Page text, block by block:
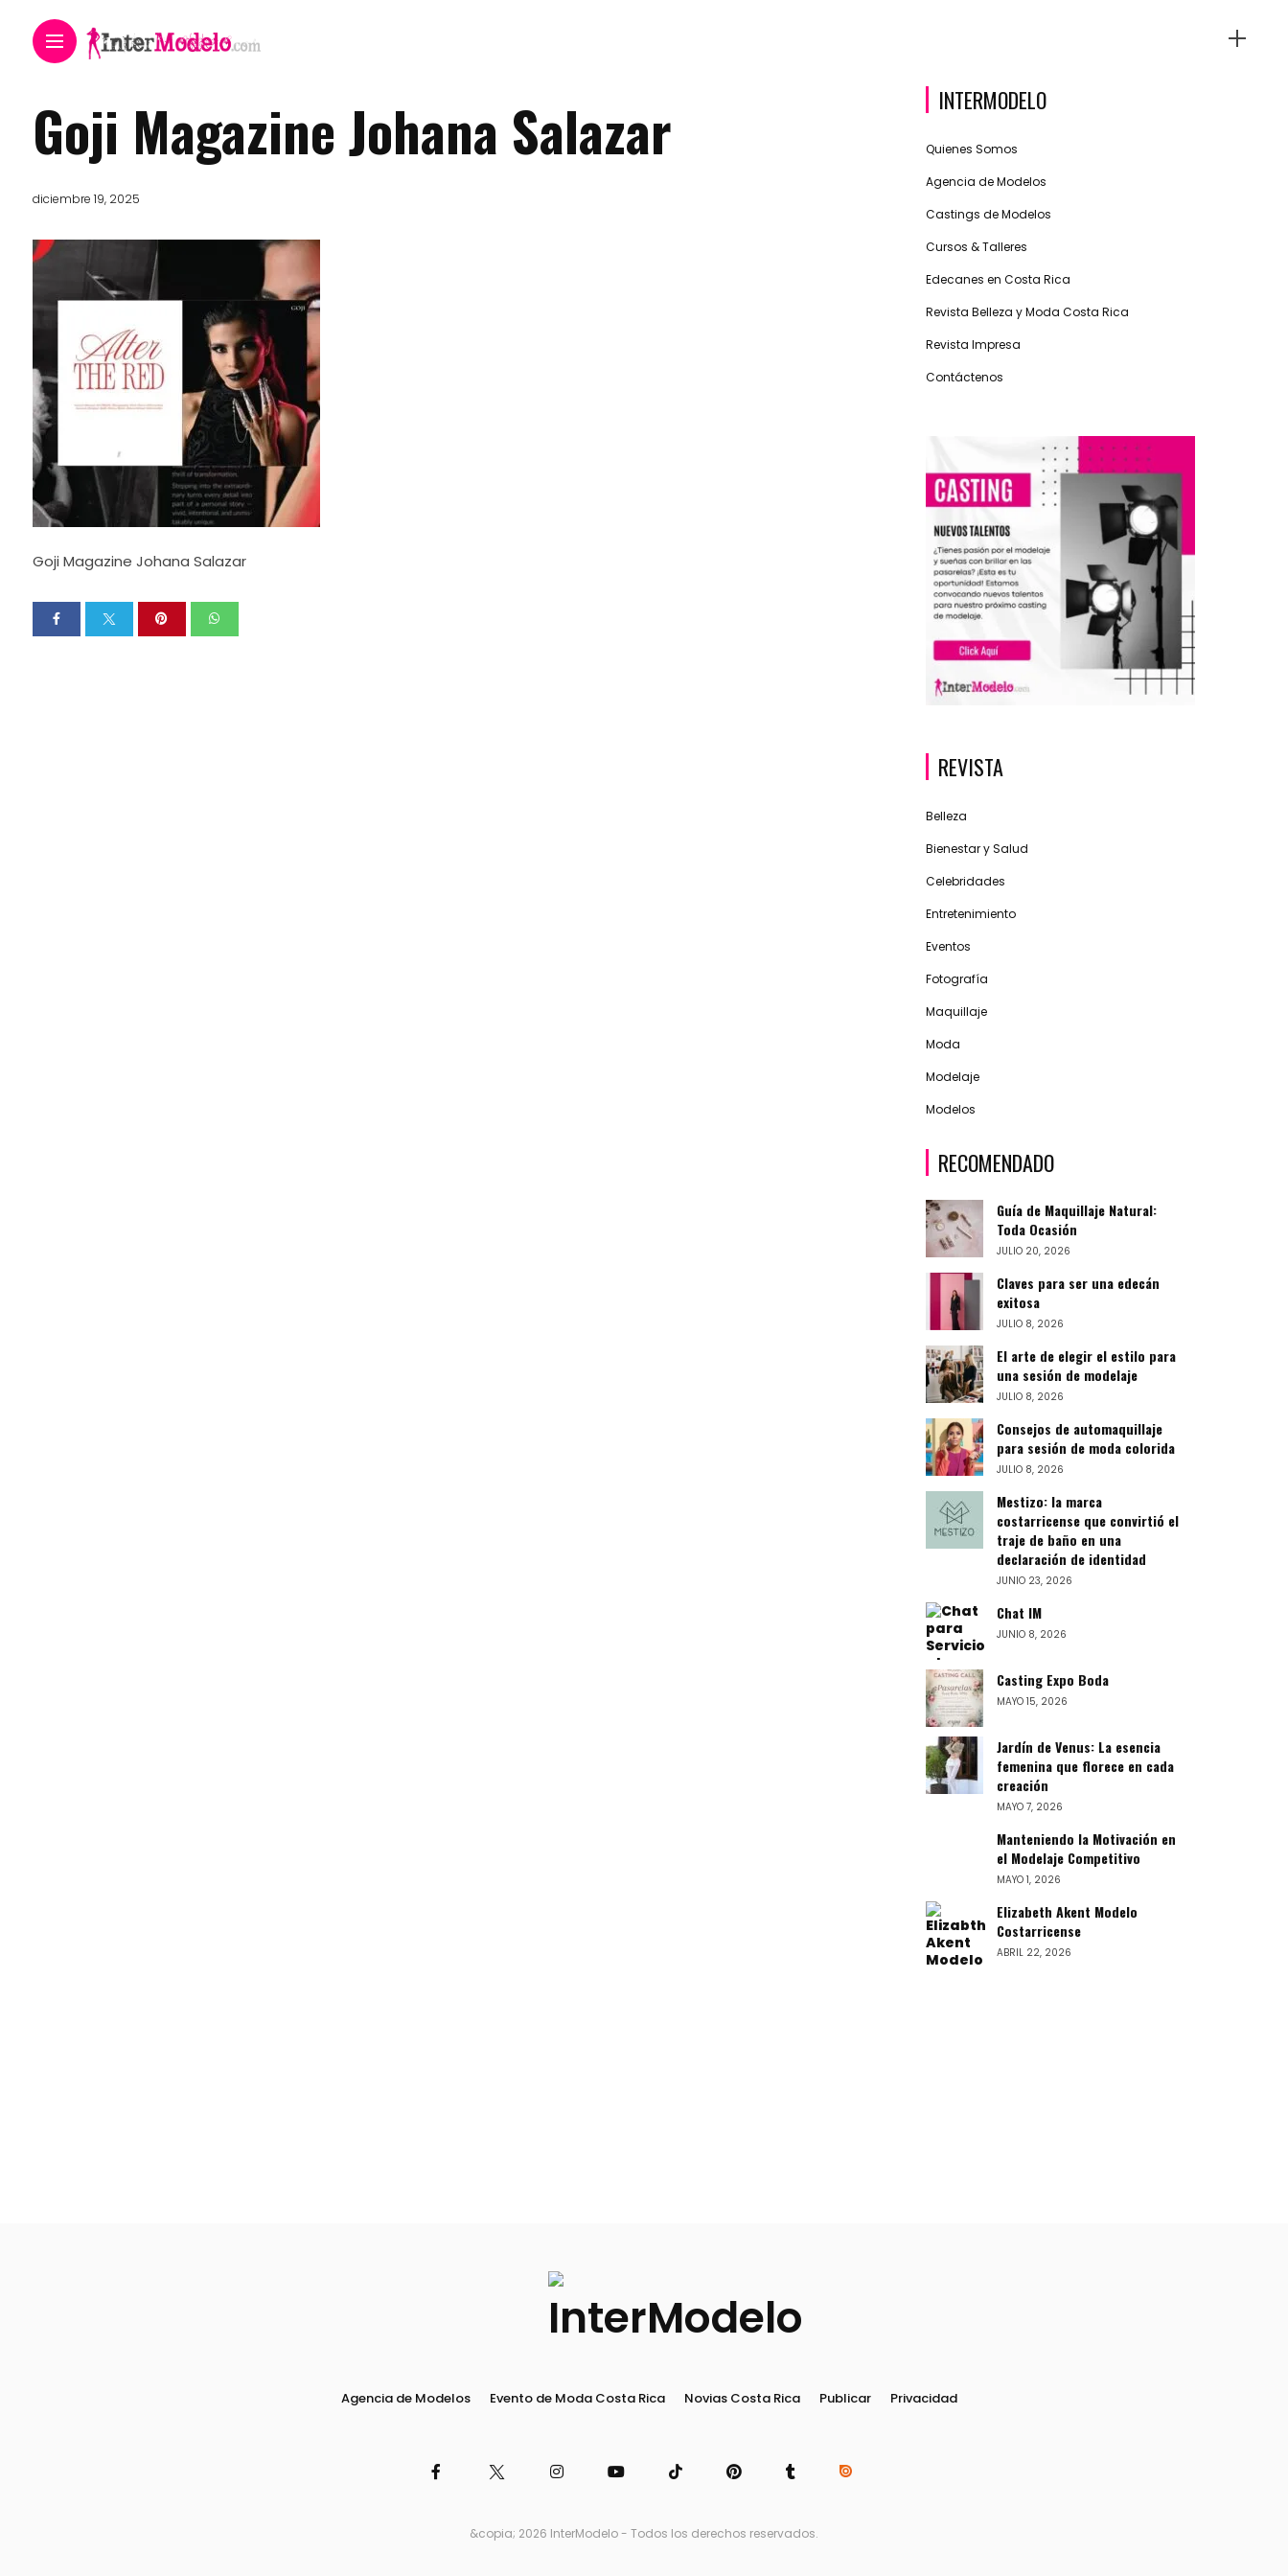
Goji Magazine Johana Salazar
diciembre 19, 2025
Goji Magazine Johana Salazar
INTERMODELO
Quienes Somos
Agencia de Modelos
Castings de Modelos
Cursos & Talleres
Edecanes en Costa Rica
Revista Belleza y Moda Costa Rica
Revista Impresa
Contáctenos
REVISTA
Belleza
Bienestar y Salud
Celebridades
Entretenimiento
Eventos
Fotografía
Maquillaje
Moda
Modelaje
Modelos
RECOMENDADO
Guía de Maquillaje Natural:
Toda Ocasión
JULIO 20, 2026
Claves para ser una edecán
exitosa
JULIO 8, 2026
El arte de elegir el estilo para
una sesión de modelaje
JULIO 8, 2026
Consejos de automaquillaje
para sesión de moda colorida
JULIO 8, 2026
Mestizo: la marca
costarricense que convirtió el
traje de baño en una
declaración de identidad
JUNIO 23, 2026
Chat IM
JUNIO 8, 2026
Casting Expo Boda
MAYO 15, 2026
Jardín de Venus: La esencia
femenina que florece en cada
creación
MAYO 7, 2026
Manteniendo la Motivación en
el Modelaje Competitivo
MAYO 1, 2026
Elizabeth Akent Modelo
Costarricense
ABRIL 22, 2026
Agencia de Modelos Evento de Moda Costa Rica Novias Costa Rica Publicar Privacidad
&copia; 2026 InterModelo - Todos los derechos reservados.